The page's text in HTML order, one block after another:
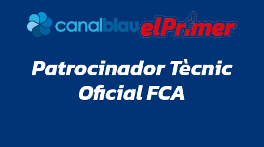
Patrocinador Tècnic
Oficial FCA